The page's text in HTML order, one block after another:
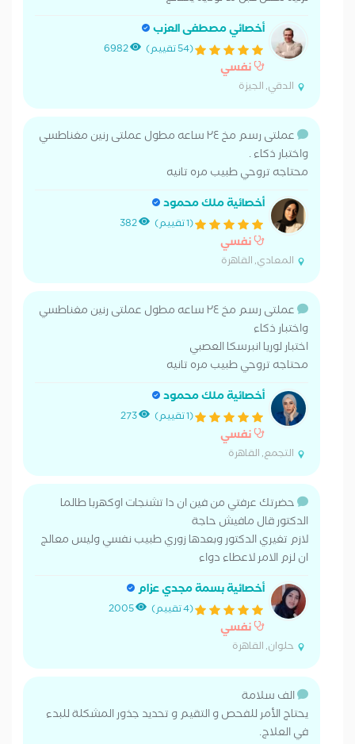
أخصائي مصطفى العزب
(54 تقييم) 6982
نفسي
الدقي, الجيزة
عملتى رسم مخ ٢٤ ساعه مطول عملتى رنين مغناطسي
واختبار ذكاء .
محتاجه تروحي طبيب مره تانيه
أخصائية ملك محمود
(1 تقييم) 382
نفسي
المعادي, القاهرة
عملتى رسم مخ ٢٤ ساعه مطول عملتى رنين مغناطسي
واختبار ذكاء
اختبار لوريا انبرسكا العصبي
محتاجه تروحي طبيب مره تانيه
أخصائية ملك محمود
(1 تقييم) 273
نفسي
التجمع, القاهرة
حضرتك عرفتي من فين ان دا تشنجات اوكهربا طالما
الدكتور قال مافيش حاجة
لازم تغيري الدكتور وبعدها زوري طبيب نفسي وليس معالج
ان لزم الامر لاعطاء دواء
أخصائية بسمة مجدي عزام
(4 تقييم) 2005
نفسي
حلوان, القاهرة
الف سلامة
يحتاج الأمر للفحص و التقيم و تحديد جذور المشكلة للبدء
في العلاج.